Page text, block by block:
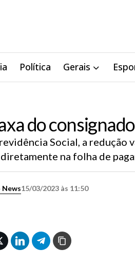
Política Gerais
do
Social, a redução
na folha de
News15/03/2023 às 11:50